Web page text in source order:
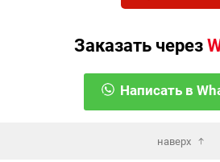
Заказать через
Написать в
наверх